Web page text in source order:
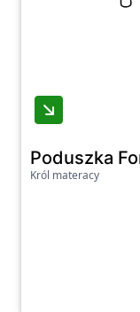
Poduszka
Król materacy